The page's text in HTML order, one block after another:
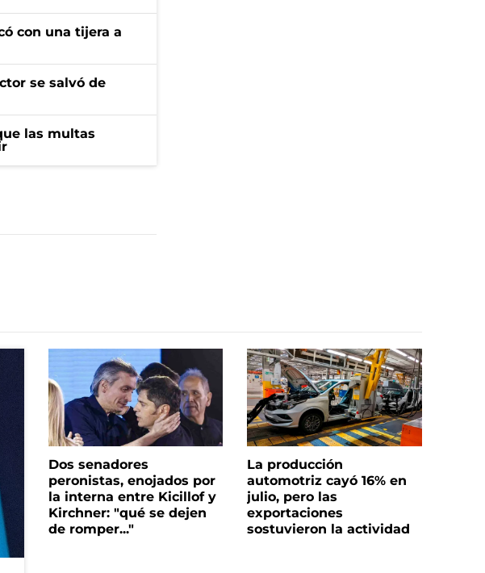
con una tijera a
se salvó de
las multas
Dos senadores
peronistas, enojados por
la interna entre Kicillof y
Kirchner: "qué se dejen
de romper..."
La producción
automotriz cayó 16% en
julio, pero las
exportaciones
sostuvieron la actividad